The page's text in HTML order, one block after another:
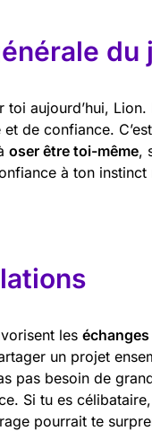
du
aujourd’hui, Lion.
de confiance.
oser être toi-même,
à ton
les
un projet
pas besoin de
Si tu es
pourrait te